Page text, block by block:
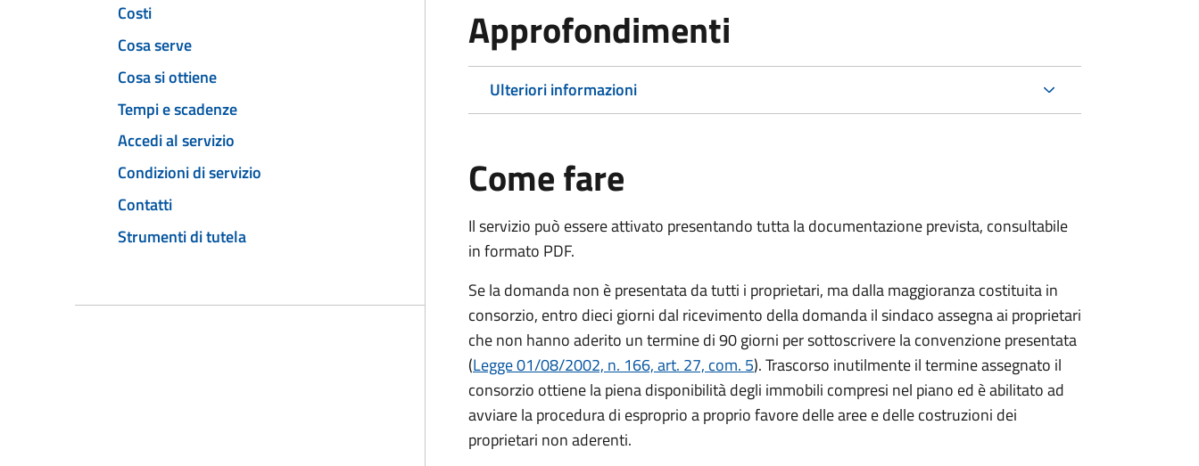
Costi
Cosa serve
Cosa si ottiene
Tempi e scadenze
Accedi al servizio
Condizioni di servizio
Contatti
Strumenti di tutela
Approfondimenti
Ulteriori informazioni
Come fare
Il servizio può essere attivato presentando tutta la documentazione prevista, consultabile
in formato PDF.
Se la domanda non è presentata da tutti i proprietari, ma dalla maggioranza costituita in
consorzio, entro dieci giorni dal ricevimento della domanda il sindaco assegna ai proprietari
che non hanno aderito un termine di 90 giorni per sottoscrivere la convenzione presentata
(Legge 01/08/2002, n. 166, art. 27, com. 5). Trascorso inutilmente il termine assegnato il
consorzio ottiene la piena disponibilità degli immobili compresi nel piano ed è abilitato ad
avviare la procedura di esproprio a proprio favore delle aree e delle costruzioni dei
proprietari non aderenti.